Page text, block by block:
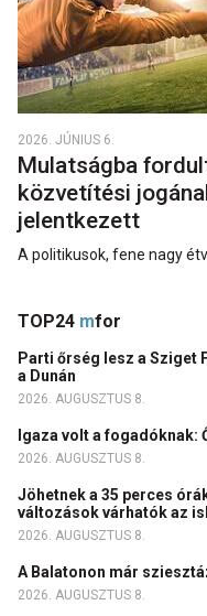
2026. JÚNIUS 6.
Mulatságba
közvetítési
jelentkezett
A politikusok, fene nagy
TOP24 mfor
Parti őrség lesz a Sziget
a Dunán
2026. AUGUSZTUS 8.
Igaza volt a
2026. AUGUSZTUS 8.
Jöhetnek a 35 perces
változások várhatók az
2026. AUGUSZTUS 8.
A Balatonon már
2026. AUGUSZTUS 8.